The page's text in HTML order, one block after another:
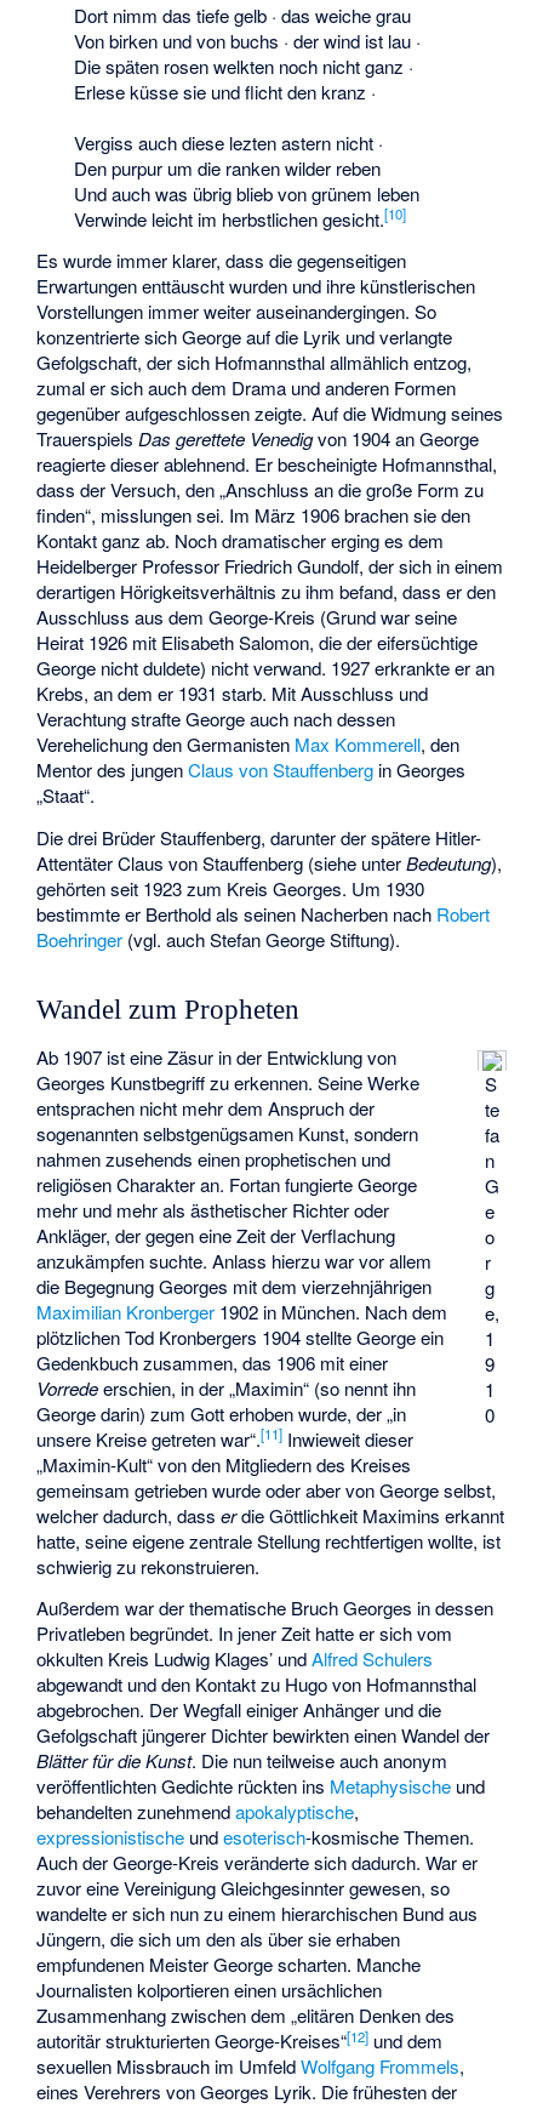
Dort nimm das tiefe gelb · das weiche grau
Von birken und von buchs · der wind ist lau ·
Die späten rosen welkten noch nicht ganz ·
Erlese küsse sie und flicht den kranz ·
Vergiss auch diese lezten astern nicht ·
Den purpur um die ranken wilder reben
Und auch was übrig blieb von grünem leben
Verwinde leicht im herbstlichen gesicht.[10]
Es wurde immer klarer, dass die gegenseitigen
Erwartungen enttäuscht wurden und ihre künstlerischen
Vorstellungen immer weiter auseinandergingen. So
konzentrierte sich George auf die Lyrik und verlangte
Gefolgschaft, der sich Hofmannsthal allmählich entzog,
zumal er sich auch dem Drama und anderen Formen
gegenüber aufgeschlossen zeigte. Auf die Widmung seines
TrauerspielsDas gerettete Venedigvon 1904 an George
reagierte dieser ablehnend. Er bescheinigte Hofmannsthal,
dass der Versuch, den „Anschluss an die große Form zu
finden“, misslungen sei. Im März 1906 brachen sie den
Kontakt ganz ab. Noch dramatischer erging es dem
Heidelberger Professor Friedrich Gundolf, der sich in einem
derartigen Hörigkeitsverhältnis zu ihm befand, dass er den
Ausschluss aus dem George-Kreis (Grund war seine
Heirat 1926 mit Elisabeth Salomon, die der eifersüchtige
George nicht duldete) nicht verwand. 1927 erkrankte er an
Krebs, an dem er 1931 starb. Mit Ausschluss und
Verachtung strafte George auch nach dessen
Verehelichung den Germanisten Max Kommerell, den
Mentor des jungenClaus von Stauffenberg in Georges
„Staat“.
Die drei Brüder Stauffenberg, darunter der spätere Hitler-
Attentäter Claus von Stauffenberg (siehe unterBedeutung),
gehörten seit 1923 zum Kreis Georges. Um 1930
bestimmte er Berthold als seinen Nacherben nach Robert
Boehringer (vgl. auchStefan George Stiftung).
Wandel zum Propheten
S
te
fa
n
G
e
o
r
g
e,
1
9
1
0
Ab 1907 ist eine Zäsur in der Entwicklung von
Georges Kunstbegriff zu erkennen. Seine Werke
entsprachen nicht mehr dem Anspruch der
sogenannten selbstgenügsamen Kunst, sondern
nahmen zusehends einen prophetischen und
religiösen Charakter an. Fortan fungierte George
mehr und mehr als ästhetischer Richter oder
Ankläger, der gegen eine Zeit der Verflachung
anzukämpfen suchte. Anlass hierzu war vor allem
die Begegnung Georges mit dem vierzehnjährigen
Maximilian Kronberger 1902 in München. Nach dem
plötzlichen Tod Kronbergers 1904 stellte George ein
Gedenkbuch zusammen, das 1906 mit einer
Vorredeerschien, in der „Maximin“ (so nennt ihn
George darin) zum Gott erhoben wurde, der „in
unsere Kreise getreten war“.[11] Inwieweit dieser
„Maximin-Kult“ von den Mitgliedern des Kreises
gemeinsam getrieben wurde oder aber von George selbst,
welcher dadurch, dasserdie Göttlichkeit Maximins erkannt
hatte, seine eigene zentrale Stellung rechtfertigen wollte, ist
schwierig zu rekonstruieren.
Außerdem war der thematische Bruch Georges in dessen
Privatleben begründet. In jener Zeit hatte er sich vom
okkulten Kreis Ludwig Klages’ undAlfred Schulers
abgewandt und den Kontakt zu Hugo von Hofmannsthal
abgebrochen. Der Wegfall einiger Anhänger und die
Gefolgschaft jüngerer Dichter bewirkten einen Wandel der
Blätter für die Kunst. Die nun teilweise auch anonym
veröffentlichten Gedichte rückten ins Metaphysische und
behandelten zunehmendapokalyptische,
expressionistische undesoterisch-kosmische Themen.
Auch der George-Kreis veränderte sich dadurch. War er
zuvor eine Vereinigung Gleichgesinnter gewesen, so
wandelte er sich nun zu einem hierarchischen Bund aus
Jüngern, die sich um den als über sie erhaben
empfundenen Meister George scharten. Manche
Journalisten kolportieren einen ursächlichen
Zusammenhang zwischen dem „elitären Denken des
autoritär strukturierten George-Kreises“[12] und dem
sexuellen Missbrauch im UmfeldWolfgang Frommels,
eines Verehrers von Georges Lyrik. Die frühesten der